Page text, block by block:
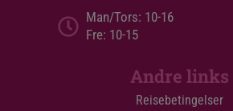
Man/Tors: 10-16
Fre: 10-15
Andre links
Reisebetingelser